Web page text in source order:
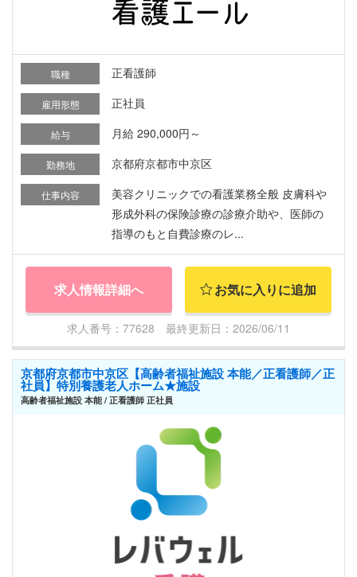
職種 正看護師
雇用形態 正社員
給与 月給 290,000円～
勤務地 京都府京都市中京区
仕事内容
美容クリニックでの看護業務全般 皮膚科や
形成外科の保険診療の診療介助や、医師の
指導のもと自費診療のレ...
求人情報詳細へ お気に入りに追加
求人番号：77628 最終更新日：2026/06/11
京都府京都市中京区【高齢者福祉施設 本能／正看護師／正
社員】特別養護老人ホーム★施設
高齢者福祉施設 本能 / 正看護師 正社員